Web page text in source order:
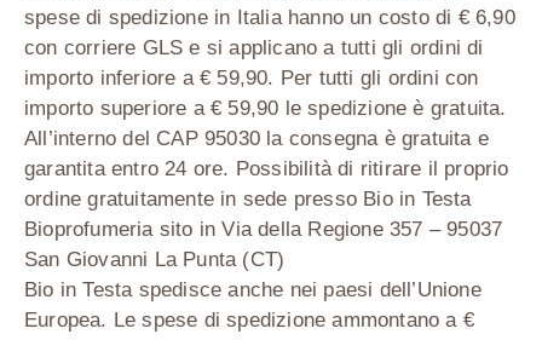
spese di spedizione in Italia hanno un costo di € 6,90
con corriere GLS e si applicano a tutti gli ordini di
importo inferiore a € 59,90. Per tutti gli ordini con
importo superiore a € 59,90 le spedizione è gratuita.
All’interno del CAP 95030 la consegna è gratuita e
garantita entro 24 ore. Possibilità di ritirare il proprio
ordine gratuitamente in sede presso Bio in Testa
Bioprofumeria sito in Via della Regione 357 – 95037
San Giovanni La Punta (CT)
Bio in Testa spedisce anche nei paesi dell’Unione
Europea. Le spese di spedizione ammontano a €